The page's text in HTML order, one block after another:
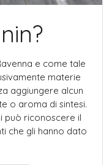
e come tale
materie
aggiungere alcun
o aroma di sintesi.
può riconoscere il
che gli hanno dato